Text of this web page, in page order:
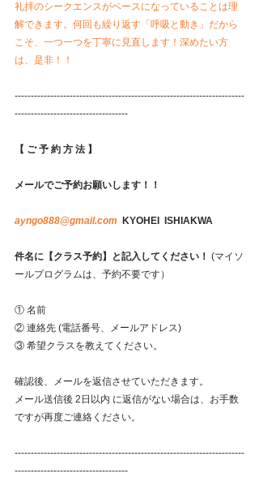
礼拝のシークエンスがベースになっていることは理
解できます。何回も繰り返す「呼吸と動き」だから
こそ、一つ一つを丁寧に見直します！深めたい方
は、是非！！
-----------------------------------------------------------------------
-----------------------------------
【 ご 予 約 方 法 】
メールでご予約お願いします！！
ayngo888@gmail.com
  KYOHEI  ISHIAKWA
件名に【クラス予約】と記入してください！ (マイソ
ールプログラムは、予約不要です）
① 名前
② 連絡先 (電話番号、メールアドレス)
③ 希望クラスを教えてください。
確認後、メールを返信させていただきます。
メール送信後 2日以内 に返信がない場合は、お手数
ですが再度ご連絡ください。
-----------------------------------------------------------------------
-----------------------------------